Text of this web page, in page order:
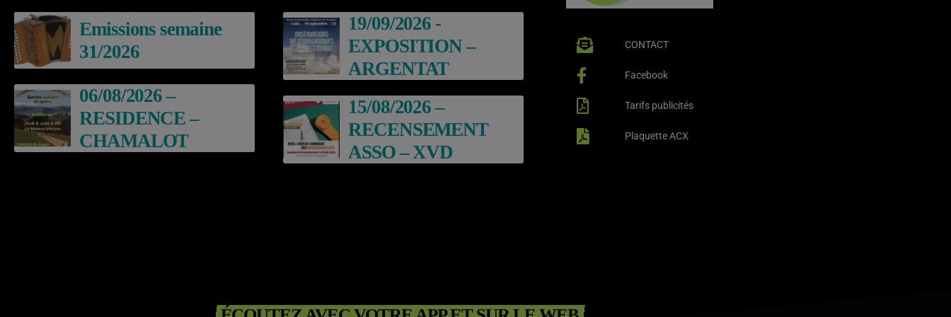
Emissions semaine
31/2026
06/08/2026 –
RESIDENCE –
CHAMALOT
ARGENTAT
19/09/2026 -
EXPOSITION –
ARGENTAT
15/08/2026 –
RECENSEMENT
ASSO – XVD
CONTACT
Facebook
Tarifs publicités
Plaquette ACX